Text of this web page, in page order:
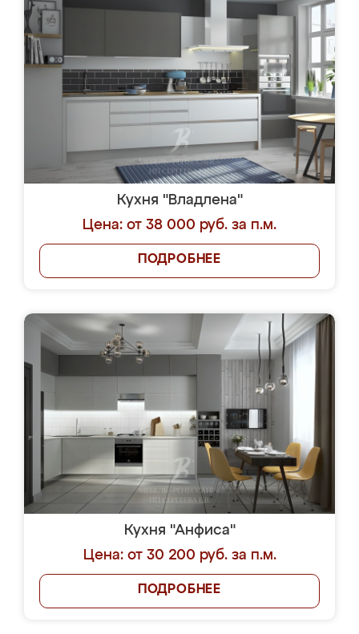
Кухня "Владлена"
Цена: от 38 000 руб. за п.м.
ПОДРОБНЕЕ
Кухня "Анфиса"
Цена: от 30 200 руб. за п.м.
ПОДРОБНЕЕ